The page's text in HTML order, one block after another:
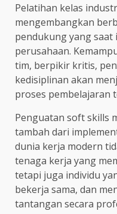
Pelatihan kelas
mengembangkan
pendukung yang
perusahaan.
tim, berpikir kritis,
kedisiplinan akan
proses pembelajaran
Penguatan soft skills
tambah dari
dunia kerja modern
tenaga kerja yang
tetapi juga individu
bekerja sama, dan
tantangan secara